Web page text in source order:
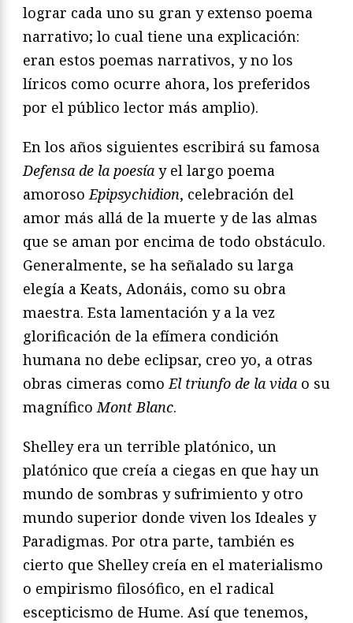
lograr cada uno su gran y extenso poema
narrativo; lo cual tiene una explicación:
eran estos poemas narrativos, y no los
líricos como ocurre ahora, los preferidos
por el público lector más amplio).
En los años siguientes escribirá su famosa
Defensa de la poesía y el largo poema
amorosoEpipsychidion, celebración del
amor más allá de la muerte y de las almas
que se aman por encima de todo obstáculo.
Generalmente, se ha señalado su larga
elegía a Keats, Adonáis, como su obra
maestra. Esta lamentación y a la vez
glorificación de la efímera condición
humana no debe eclipsar, creo yo, a otras
obras cimeras comoEl triunfo de la vida o su
magníficoMont Blanc.
Shelley era un terrible platónico, un
platónico que creía a ciegas en que hay un
mundo de sombras y sufrimiento y otro
mundo superior donde viven los Ideales y
Paradigmas. Por otra parte, también es
cierto que Shelley creía en el materialismo
o empirismo filosófico, en el radical
escepticismo de Hume. Así que tenemos,